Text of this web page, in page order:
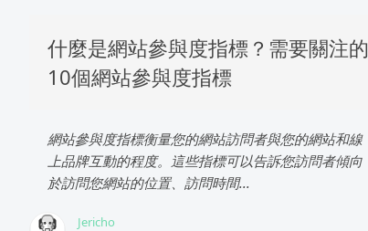
什麼是網站參與度指標？需要關注的
10個網站參與度指標
網站參與度指標衡量您的網站訪問者與您的網站和線
上品牌互動的程度。這些指標可以告訴您訪問者傾向
於訪問您網站的位置、訪問時間...
Jericho